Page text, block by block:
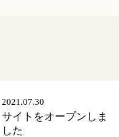
2021.07.30
サイトをオープンしま
した